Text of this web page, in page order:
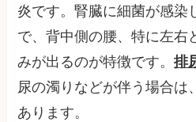
炎です。腎臓に細菌が感染
で、背中側の腰、特に左右
みが出るのが特徴です。排
尿の濁りなどが伴う場合は
あります。